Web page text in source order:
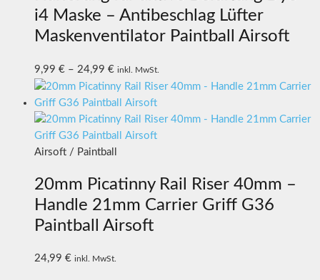
i4 Maske – Antibeschlag Lüfter
Maskenventilator Paintball Airsoft
9,99 € – 24,99 € inkl. MwSt.
Airsoft / Paintball
20mm Picatinny Rail Riser 40mm –
Handle 21mm Carrier Griff G36
Paintball Airsoft
24,99 € inkl. MwSt.